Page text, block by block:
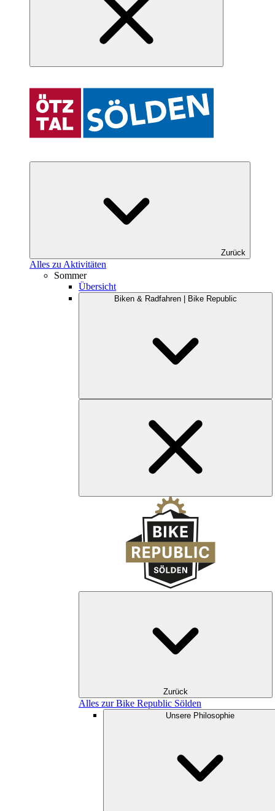
Zurück
Alles zu Aktivitäten
Sommer
Übersicht
Biken & Radfahren | Bike Republic
Zurück
Alles zur Bike Republic Sölden
Unsere Philosophie